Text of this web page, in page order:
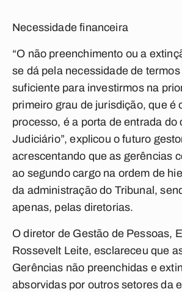
Necessidade financeira
“O não preenchimento ou a
se dá pela necessidade de
suficiente para investirmos na
primeiro grau de jurisdição, que é
processo, é a porta de entrada do
Judiciário”, explicou o futuro
acrescentando que as gerências
ao segundo cargo na ordem de
da administração do Tribunal,
apenas, pelas diretorias.
O diretor de Gestão de Pessoas,
Rossevelt Leite, esclareceu que
Gerências não preenchidas e
absorvidas por outros setores da